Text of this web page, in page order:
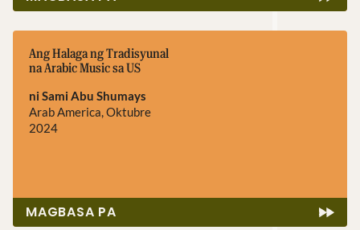
Ang Halaga ng Tradisyunal
na Arabic Music sa US
ni Sami Abu Shumays
Arab America, Oktubre
2024
MAGBASA PA